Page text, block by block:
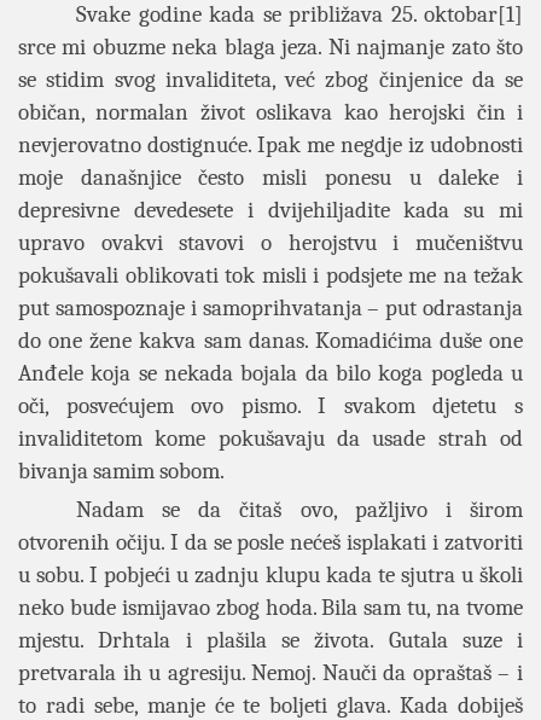
Svake godine kada se približava 25. oktobar[1]
srce mi obuzme neka blaga jeza. Ni najmanje zato što
se stidim svog invaliditeta, već zbog činjenice da se
običan, normalan život oslikava kao herojski čin i
nevjerovatno dostignuće. Ipak me negdje iz udobnosti
moje današnjice često misli ponesu u daleke i
depresivne devedesete i dvijehiljadite kada su mi
upravo ovakvi stavovi o herojstvu i mučeništvu
pokušavali oblikovati tok misli i podsjete me na težak
put samospoznaje i samoprihvatanja – put odrastanja
do one žene kakva sam danas. Komadićima duše one
Anđele koja se nekada bojala da bilo koga pogleda u
oči, posvećujem ovo pismo. I svakom djetetu s
invaliditetom kome pokušavaju da usade strah od
bivanja samim sobom.
Nadam se da čitaš ovo, pažljivo i širom
otvorenih očiju. I da se posle nećeš isplakati i zatvoriti
u sobu. I pobjeći u zadnju klupu kada te sjutra u školi
neko bude ismijavao zbog hoda. Bila sam tu, na tvome
mjestu. Drhtala i plašila se života. Gutala suze i
pretvarala ih u agresiju. Nemoj. Nauči da opraštaš – i
to radi sebe, manje će te boljeti glava. Kada dobiješ